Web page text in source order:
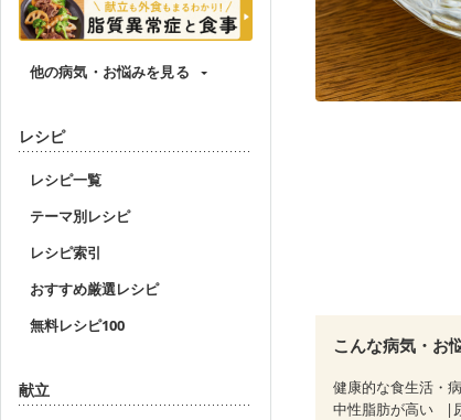
他の病気・お悩みを見る
レシピ
レシピ一覧
テーマ別レシピ
レシピ索引
おすすめ厳選レシピ
無料レシピ100
献立
こんな病気・お
健康的な食生活・
中性脂肪が高い